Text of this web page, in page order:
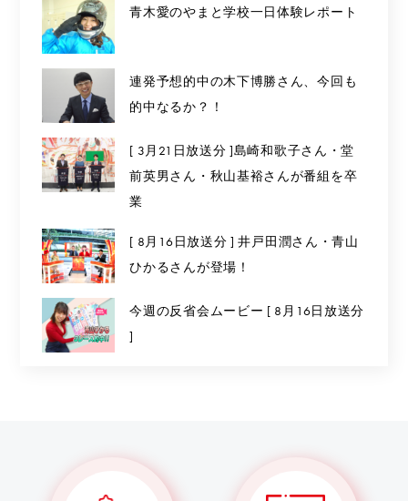
青木愛のやまと学校一日体験レポート
連発予想的中の木下博勝さん、今回も
的中なるか？！
[ 3月21日放送分 ]島崎和歌子さん・堂
前英男さん・秋山基裕さんが番組を卒
業
[ 8月16日放送分 ] 井戸田潤さん・青山
ひかるさんが登場！
今週の反省会ムービー [ 8月16日放送分
]